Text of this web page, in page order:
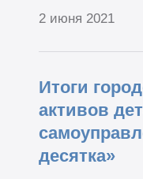
2 июня 2021
Итоги
активов
десятка»